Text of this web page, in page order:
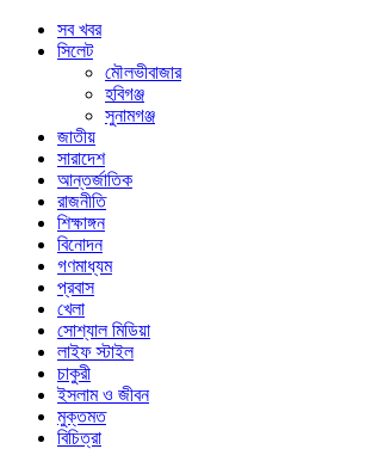
সব খবর
সিলেট
মৌলভীবাজার
হবিগঞ্জ
সুনামগঞ্জ
জাতীয়
সারাদেশ
আন্তর্জাতিক
রাজনীতি
শিক্ষাঙ্গন
বিনোদন
গণমাধ্যম
প্রবাস
খেলা
সোশ্যাল মিডিয়া
লাইফ স্টাইল
চাকুরী
ইসলাম ও জীবন
মুক্তমত
বিচিত্রা